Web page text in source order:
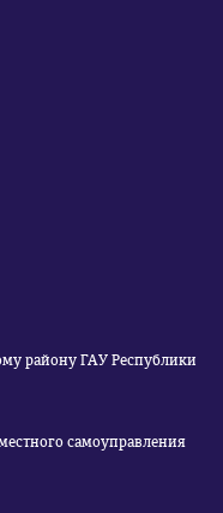
району ГАУ Республики
самоуправления